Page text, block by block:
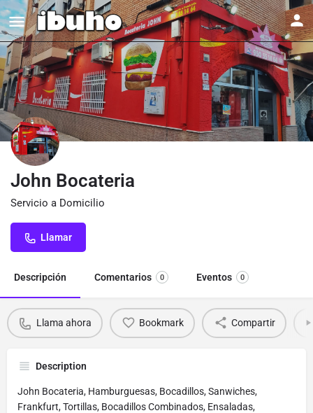
John Bocateria
Servicio a Domicilio
Llamar
Descripción Comentarios 0 Eventos 0
Llama ahora Bookmark Compartir
Description
John Bocateria, Hamburguesas, Bocadillos, Sanwiches,
Frankfurt, Tortillas, Bocadillos Combinados, Ensaladas,